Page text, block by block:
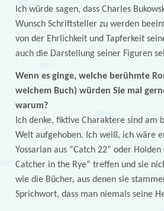
Ich würde sagen, dass Charles
Wunsch Schriftsteller zu werden
von der Ehrlichkeit und Tapferkeit
auch die Darstellung seiner Figuren
Wenn es ginge, welche berühmte
welchem Buch) würden Sie mal
warum?
Ich denke, fiktive Charaktere sind am
Welt aufgehoben. Ich weiß, ich wäre
Yossarian aus “Catch 22” oder
Catcher in the Rye” treffen und sie
wie die Bücher, aus denen sie
Sprichwort, dass man niemals seine